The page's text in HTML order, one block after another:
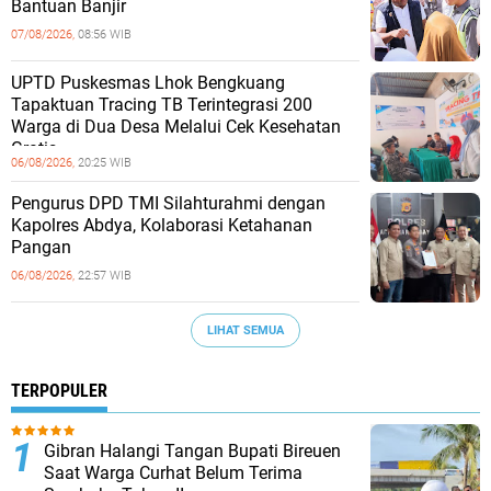
Bantuan Banjir
07/08/2026, 08:56 WIB
UPTD Puskesmas Lhok Bengkuang
Tapaktuan ‎Tracing TB Terintegrasi 200
Warga di Dua Desa Melalui Cek Kesehatan
Gratis
06/08/2026, 20:25 WIB
Pengurus DPD TMI Silahturahmi dengan
Kapolres Abdya, Kolaborasi Ketahanan
Pangan
06/08/2026, 22:57 WIB
LIHAT SEMUA
TERPOPULER
Gibran Halangi Tangan Bupati Bireuen
Saat Warga Curhat Belum Terima